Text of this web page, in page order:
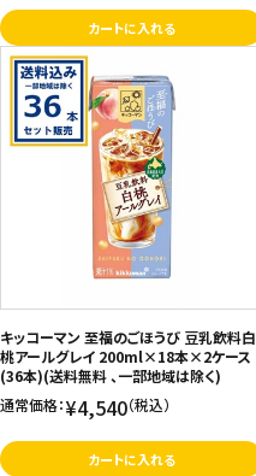
カートに入れる
キッコーマン 至福のごほうび 豆乳飲料白
桃アールグレイ 200ml×18本×2ケース
(36本)(送料無料 、一部地域は除く)
通常価格：¥4,540（税込）
カートに入れる